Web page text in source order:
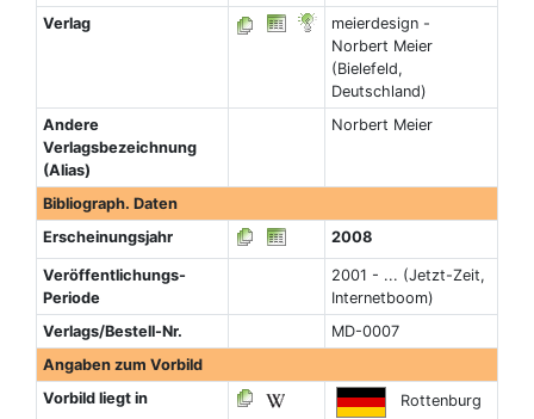
Verlag
meierdesign -
Norbert Meier
(Bielefeld,
Deutschland)
Andere
Verlagsbezeichnung
(Alias)
Norbert Meier
Bibliograph. Daten
Erscheinungsjahr
2008
Veröffentlichungs-
Periode
2001 - ... (Jetzt-Zeit,
Internetboom)
Verlags/Bestell-Nr.
MD-0007
Angaben zum Vorbild
Vorbild liegt in
Rottenburg